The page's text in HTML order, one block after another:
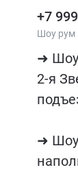
+7
Шоу рум
➜ Шоу
2-я
➜ Шоу